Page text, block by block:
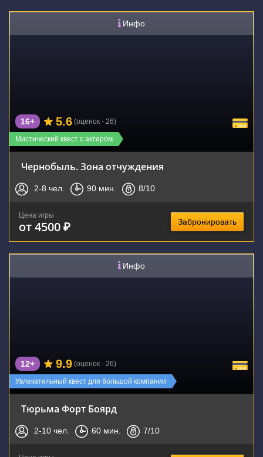
Инфо
Мистический квест с актером
16+ 5.6 (оценок - 26)
Чернобыль. Зона отчуждения
2-8 чел. 90 мин. 8/10
Цена игры
от 4500 ₽ Забронировать
Инфо
Увлекательный квест для большой компании
12+ 9.9 (оценок - 26)
Тюрьма Форт Боярд
2-10 чел. 60 мин. 7/10